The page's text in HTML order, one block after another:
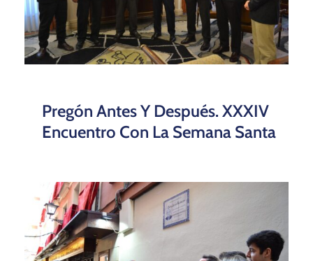
Pregón Antes Y Después. XXXIV
Encuentro Con La Semana Santa